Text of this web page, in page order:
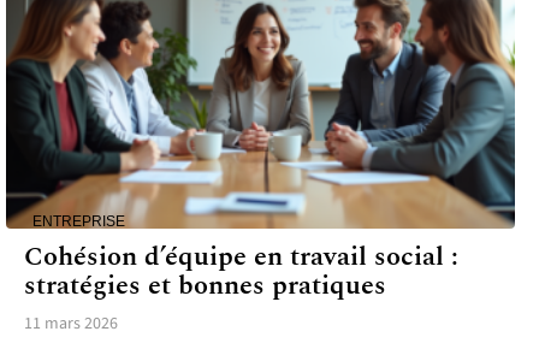
ENTREPRISE
Cohésion d’équipe en travail social :
stratégies et bonnes pratiques
11 mars 2026